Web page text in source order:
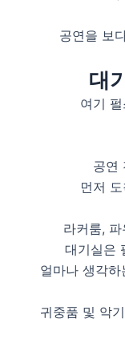
공연을 보
대
여기
공연
먼저
라커룸,
대기실은
얼마나 생각
귀중품 및 악